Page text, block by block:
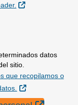
External Link
datos
sitio.
que recopilamos o
External Link